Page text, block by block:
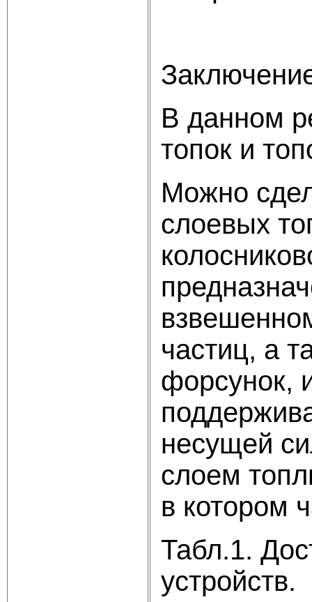
В данном
топок и
Можно
слоевых
частиц, а
форсунок,
несущей
слоем
в котором
Табл.1.
устройств.